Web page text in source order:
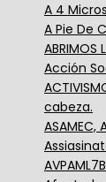
A 4
A Pie De
ABRIMOS
Acción
cabeza.